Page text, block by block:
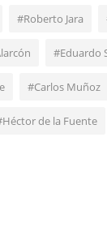
#Roberto Jara
#Eduardo
#Carlos Muñoz
de la Fuente